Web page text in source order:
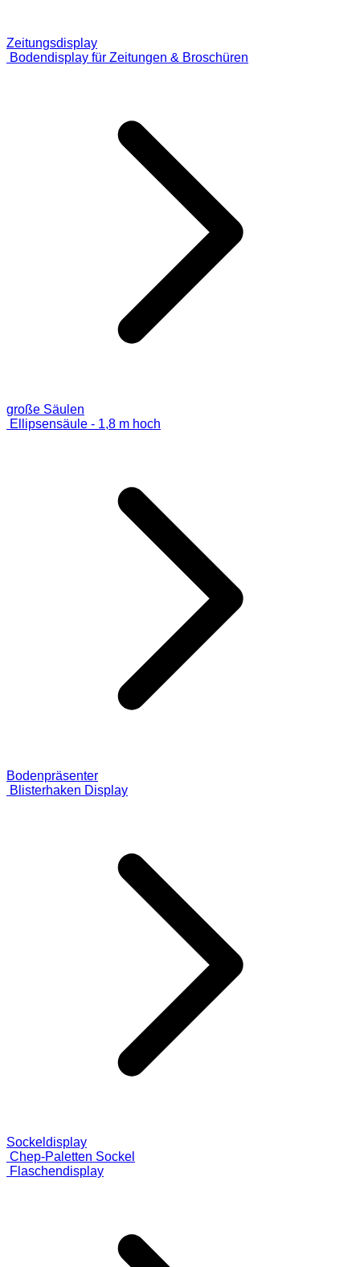
Zeitungsdisplay
Bodendisplay für Zeitungen & Broschüren
große Säulen
Ellipsensäule - 1,8 m hoch
Bodenpräsenter
Blisterhaken Display
Sockeldisplay
Chep-Paletten Sockel
Flaschendisplay